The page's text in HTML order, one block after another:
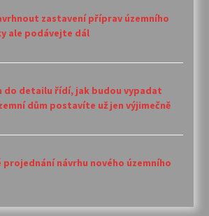
zastavení příprav územního
ale podávejte dál
do detailu řídí, jak budou vypadat
dům postavíte už jen výjimečně
projednání návrhu nového územního